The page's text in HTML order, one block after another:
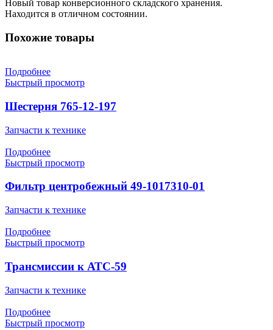
Новый товар конверсионного складского хранения.
Находится в отличном состоянии.
Похожие товары
Подробнее
Быстрый просмотр
Шестерня 765-12-197
Запчасти к технике
Подробнее
Быстрый просмотр
Фильтр центробежный 49-1017310-01
Запчасти к технике
Подробнее
Быстрый просмотр
Трансмиссии к АТС-59
Запчасти к технике
Подробнее
Быстрый просмотр